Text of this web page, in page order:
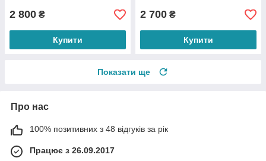
2 800 ₴
Купити
2 700 ₴
Купити
Показати ще
Про нас
100% позитивних з 48 відгуків за рік
Працює з 26.09.2017